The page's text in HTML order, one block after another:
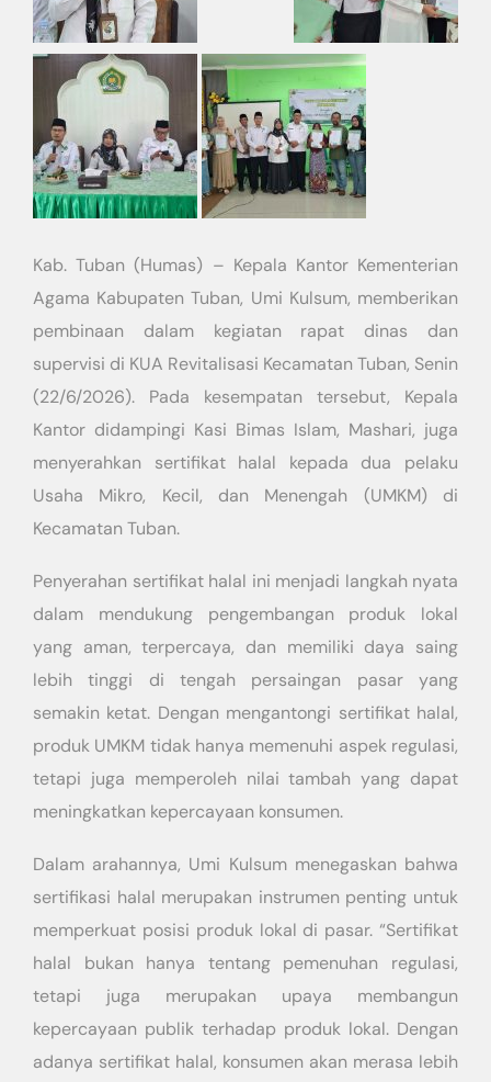
Kab. Tuban (Humas) – Kepala Kantor Kementerian
Agama Kabupaten Tuban, Umi Kulsum, memberikan
pembinaan dalam kegiatan rapat dinas dan
supervisi di KUA Revitalisasi Kecamatan Tuban, Senin
(22/6/2026). Pada kesempatan tersebut, Kepala
Kantor didampingi Kasi Bimas Islam, Mashari, juga
menyerahkan sertifikat halal kepada dua pelaku
Usaha Mikro, Kecil, dan Menengah (UMKM) di
Kecamatan Tuban.
Penyerahan sertifikat halal ini menjadi langkah nyata
dalam mendukung pengembangan produk lokal
yang aman, terpercaya, dan memiliki daya saing
lebih tinggi di tengah persaingan pasar yang
semakin ketat. Dengan mengantongi sertifikat halal,
produk UMKM tidak hanya memenuhi aspek regulasi,
tetapi juga memperoleh nilai tambah yang dapat
meningkatkan kepercayaan konsumen.
Dalam arahannya, Umi Kulsum menegaskan bahwa
sertifikasi halal merupakan instrumen penting untuk
memperkuat posisi produk lokal di pasar. “Sertifikat
halal bukan hanya tentang pemenuhan regulasi,
tetapi juga merupakan upaya membangun
kepercayaan publik terhadap produk lokal. Dengan
adanya sertifikat halal, konsumen akan merasa lebih